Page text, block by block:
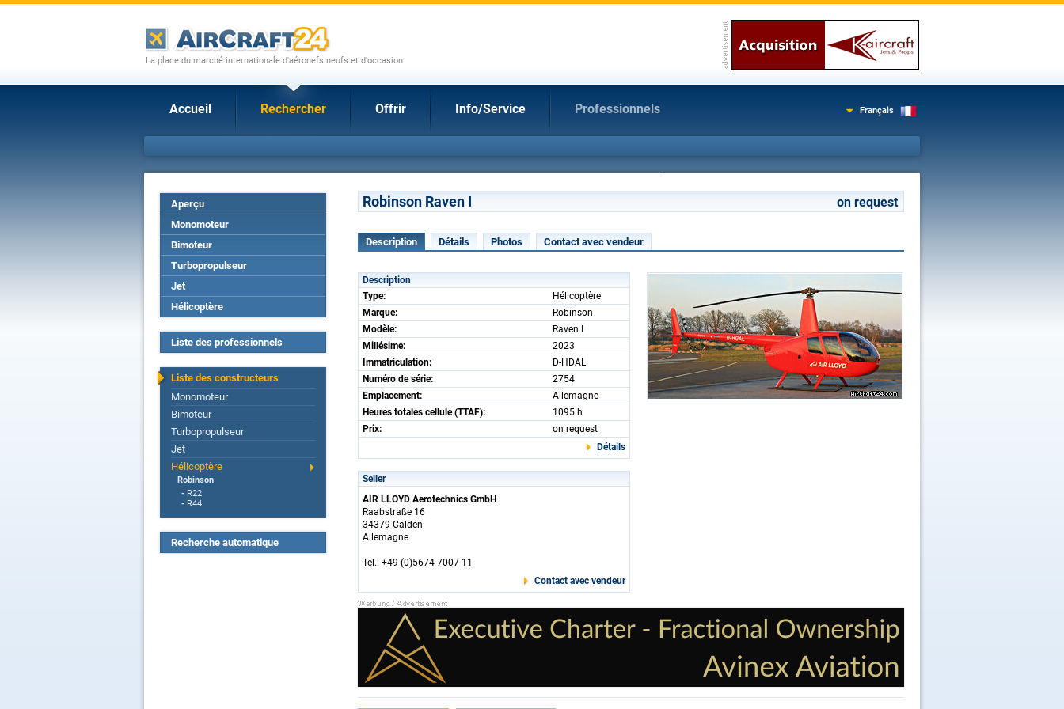
La place du marché internationale d'aéronefs neufs et d'occasion
Accueil Rechercher Offrir Info/Service Professionnels Français
Aperçu
Monomoteur
Bimoteur
Turbopropulseur
Jet
Hélicoptère
Liste des professionnels
Liste des constructeurs
Monomoteur
Bimoteur
Turbopropulseur
Jet
Hélicoptère
Robinson
- R22
- R44
Recherche automatique
Robinson Raven I on request
Description Détails Photos Contact avec vendeur
Description
Type:
Hélicoptère
Marque:
Robinson
Modèle:
Raven I
Millésime:
2023
Immatriculation:
D-HDAL
Numéro de série:
2754
Emplacement:
Allemagne
Heures totales cellule (TTAF):
1095 h
Prix:
on request
Détails
Seller
AIR LLOYD Aerotechnics GmbH
Raabstraße 16
34379 Calden
Allemagne
Tel.: +49 (0)5674 7007-11
Contact avec vendeur